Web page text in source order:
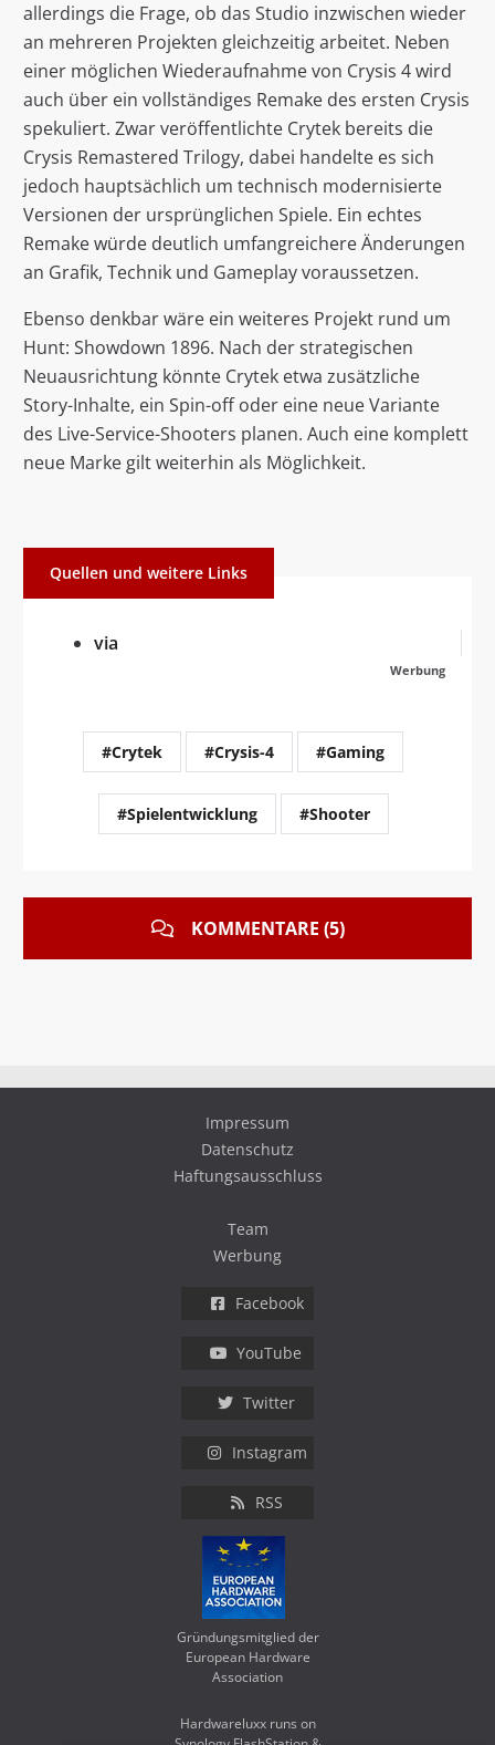
allerdings die Frage, ob das Studio inzwischen wieder
an mehreren Projekten gleichzeitig arbeitet. Neben
einer möglichen Wiederaufnahme von Crysis 4 wird
auch über ein vollständiges Remake des ersten Crysis
spekuliert. Zwar veröffentlichte Crytek bereits die
Crysis Remastered Trilogy, dabei handelte es sich
jedoch hauptsächlich um technisch modernisierte
Versionen der ursprünglichen Spiele. Ein echtes
Remake würde deutlich umfangreichere Änderungen
an Grafik, Technik und Gameplay voraussetzen.
Ebenso denkbar wäre ein weiteres Projekt rund um
Hunt: Showdown 1896. Nach der strategischen
Neuausrichtung könnte Crytek etwa zusätzliche
Story-Inhalte, ein Spin-off oder eine neue Variante
des Live-Service-Shooters planen. Auch eine komplett
neue Marke gilt weiterhin als Möglichkeit.
Quellen und weitere Links
via
Werbung
#Crytek #Crysis-4 #Gaming
#Spielentwicklung #Shooter
KOMMENTARE (5)
Impressum
Datenschutz
Haftungsausschluss
Team
Werbung
Facebook
YouTube
Twitter
Instagram
RSS
Gründungsmitglied der
European Hardware
Association
Hardwareluxx runs on